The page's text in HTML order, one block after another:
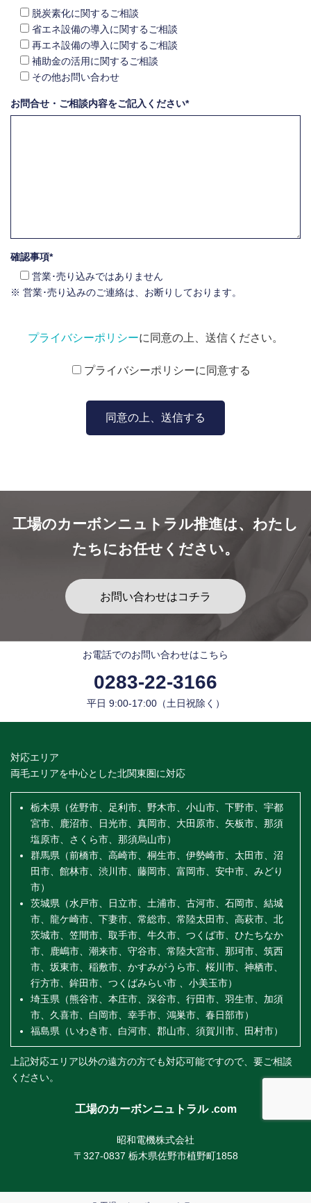
脱炭素化に関するご相談
省エネ設備の導入に関するご相談
再エネ設備の導入に関するご相談
補助金の活用に関するご相談
その他お問い合わせ
お問合せ・ご相談内容をご記入ください*
確認事項*
営業･売り込みではありません
※ 営業･売り込みのご連絡は、お断りしております。
プライバシーポリシーに同意の上、送信ください。
プライバシーポリシーに同意する
工場のカーボンニュトラル推進は、わたし
たちにお任せください。
お問い合わせはコチラ
お電話でのお問い合わせはこちら
0283-22-3166
平日 9:00-17:00（土日祝除く）
対応エリア
両毛エリアを中心とした北関東圏に対応
栃木県（佐野市、足利市、野木市、小山市、下野市、宇都
宮市、鹿沼市、日光市、真岡市、大田原市、矢板市、那須
塩原市、さくら市、那須烏山市）
群馬県（前橋市、高崎市、桐生市、伊勢崎市、太田市、沼
田市、館林市、渋川市、藤岡市、富岡市、安中市、みどり
市）
茨城県（水戸市、日立市、土浦市、古河市、石岡市、結城
市、龍ケ崎市、下妻市、常総市、常陸太田市、高萩市、北
茨城市、笠間市、取手市、牛久市、つくば市、ひたちなか
市、鹿嶋市、潮来市、守谷市、常陸大宮市、那珂市、筑西
市、坂東市、稲敷市、かすみがうら市、桜川市、神栖市、
行方市、鉾田市、つくばみらい市 、小美玉市）
埼玉県（熊谷市、本庄市、深谷市、行田市、羽生市、加須
市、久喜市、白岡市、幸手市、鴻巣市、春日部市）
福島県（いわき市、白河市、郡山市、須賀川市、田村市）
上記対応エリア以外の遠方の方でも対応可能ですので、要ご相談
ください。
工場のカーボンニュトラル .com
昭和電機株式会社
〒327-0837 栃木県佐野市植野町1858